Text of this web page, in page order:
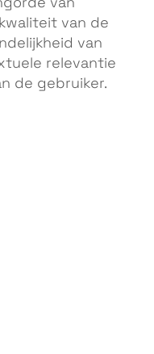
van
van de
van
relevantie
de gebruiker.